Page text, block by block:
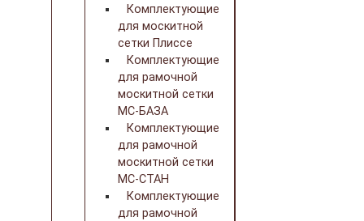
Комплектующие
для москитной
сетки Плиссе
Комплектующие
для рамочной
москитной сетки
МС-БАЗА
Комплектующие
для рамочной
москитной сетки
МС-СТАН
Комплектующие
для рамочной